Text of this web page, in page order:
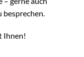
besprechen.
Ihnen!